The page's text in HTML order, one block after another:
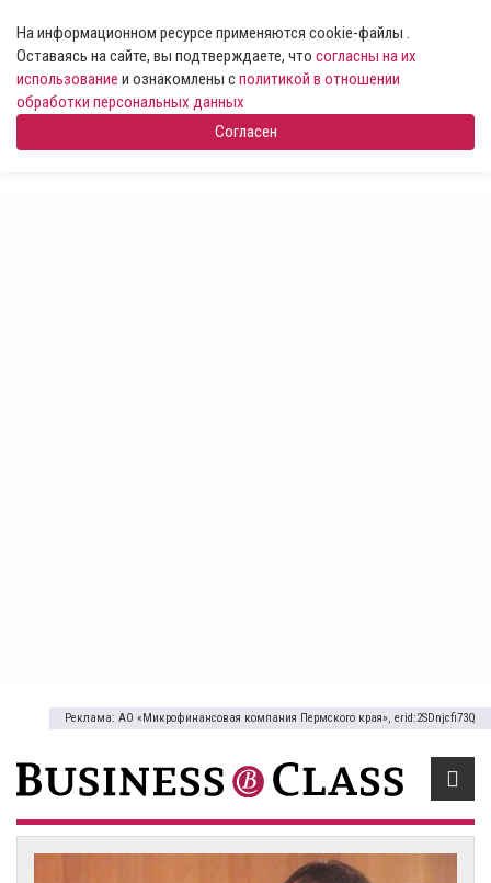
На информационном ресурсе применяются cookie-файлы .
Оставаясь на сайте, вы подтверждаете, что согласны на их
использование и ознакомлены сполитикой в отношении
обработки персональных данных
Согласен
Реклама: АО «Микрофинансовая компания Пермского края», erid:2SDnjcfi73Q